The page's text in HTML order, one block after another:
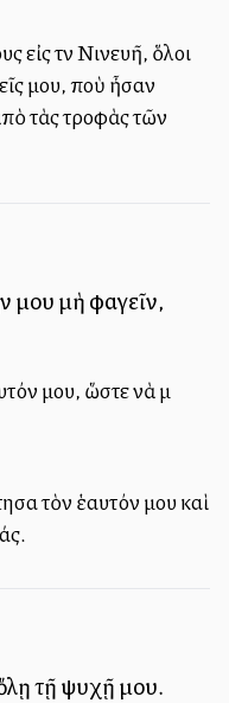
τὴν Νινευῆ, ὅλοι
μου, ποὺ ἦσαν
τὰς τροφὰς τῶν
μου μὴ φαγεῖν,
μου, ὥστε νὰ μὴ
τὸν ἑαυτόν μου καὶ
τῇ ψυχῇ μου.